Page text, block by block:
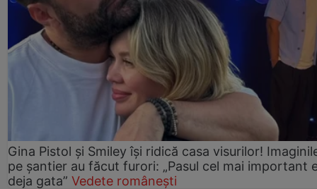
Gina Pistol și Smiley își ridică casa visurilor!
pe șantier au făcut furori: „Pasul cel mai important
deja gata” Vedete românești